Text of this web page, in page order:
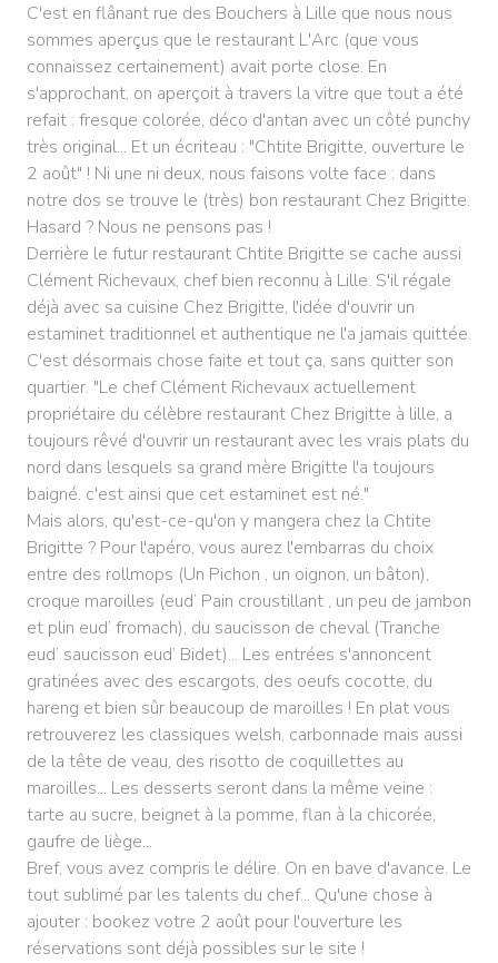
C'est en flânant rue des Bouchers à Lille que nous nous
sommes aperçus que le restaurant L'Arc (que vous
connaissez certainement) avait porte close. En
s'approchant, on aperçoit à travers la vitre que tout a été
refait : fresque colorée, déco d'antan avec un côté punchy
très original... Et un écriteau : "Chtite Brigitte, ouverture le
2 août" ! Ni une ni deux, nous faisons volte face : dans
notre dos se trouve le (très) bon restaurant Chez Brigitte.
Hasard ? Nous ne pensons pas !
Derrière le futur restaurant Chtite Brigitte se cache aussi
Clément Richevaux, chef bien reconnu à Lille. S'il régale
déjà avec sa cuisine Chez Brigitte, l'idée d'ouvrir un
estaminet traditionnel et authentique ne l'a jamais quittée.
C'est désormais chose faite et tout ça, sans quitter son
quartier. "Le chef Clément Richevaux actuellement
propriétaire du célèbre restaurant Chez Brigitte à lille, a
toujours rêvé d'ouvrir un restaurant avec les vrais plats du
nord dans lesquels sa grand mère Brigitte l'a toujours
baigné. c'est ainsi que cet estaminet est né."
Mais alors, qu'est-ce-qu'on y mangera chez la Chtite
Brigitte ? Pour l'apéro, vous aurez l'embarras du choix
entre des rollmops (Un Pichon , un oignon, un bâton),
croque maroilles (eud’ Pain croustillant , un peu de jambon
et plin eud’ fromach), du saucisson de cheval (Tranche
eud’ saucisson eud’ Bidet)... Les entrées s'annoncent
gratinées avec des escargots, des oeufs cocotte, du
hareng et bien sûr beaucoup de maroilles ! En plat vous
retrouverez les classiques welsh, carbonnade mais aussi
de la tête de veau, des risotto de coquillettes au
maroilles... Les desserts seront dans la même veine :
tarte au sucre, beignet à la pomme, flan à la chicorée,
gaufre de liège...
Bref, vous avez compris le délire. On en bave d'avance. Le
tout sublimé par les talents du chef... Qu'une chose à
ajouter : bookez votre 2 août pour l'ouverture les
réservations sont déjà possibles sur le site !